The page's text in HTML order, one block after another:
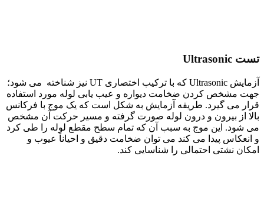
تست Ultrasonic
آزمایش Ultrasonic که با ترکیب اختصاری UT نیز شناخته می شود؛
جهت مشخص کردن ضخامت دیواره و عیب یابی لوله مورد استفاده
قرار می گیرد. طریقه آزمایش به شکل است که یک موج با فرکانس
بالا از بیرون و درون لوله صورت گرفته و مسیر حرکت آن مشخص
می شود. این موج به سبب آن که تمام سطح مقطع لوله را طی کرد
و انعکاس پیدا می کند می توان ضخامت دقیق و احیاناً عیوب و
امکان نشتی احتمالی را شناسایی کند.